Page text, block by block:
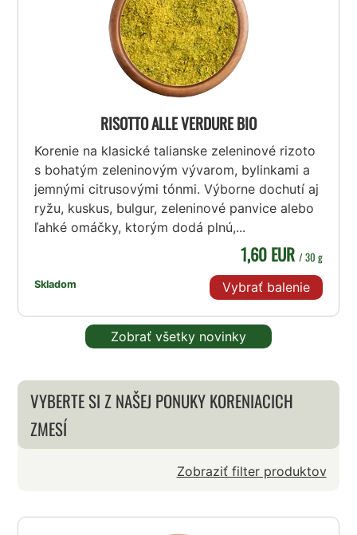
RISOTTO ALLE VERDURE BIO
Korenie na klasické talianske zeleninové rizoto
s bohatým zeleninovým vývarom, bylinkami a
jemnými citrusovými tónmi. Výborne dochutí aj
ryžu, kuskus, bulgur, zeleninové panvice alebo
ľahké omáčky, ktorým dodá plnú,...
Skladom
1,60 EUR / 30 g
Vybrať balenie
Zobrať všetky novinky
VYBERTE SI Z NAŠEJ PONUKY KORENIACICH
ZMESÍ
Zobraziť filter produktov